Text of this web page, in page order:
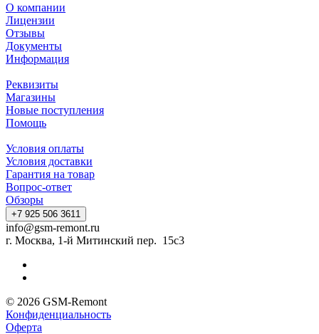
О компании
Лицензии
Отзывы
Документы
Информация
Реквизиты
Магазины
Новые поступления
Помощь
Условия оплаты
Условия доставки
Гарантия на товар
Вопрос-ответ
Обзоры
+7 925 506 3611
info@gsm-remont.ru
г. Москва, 1-й Митинский пер. 15с3
© 2026 GSM-Remont
Конфиденциальность
Оферта